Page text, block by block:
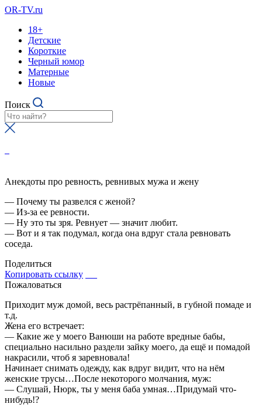
OR-TV.ru
18+
Детские
Короткие
Черный юмор
Матерные
Новые
Поиск
Анекдоты про ревность, ревнивых мужа и жену
— Почему ты развелся с женой?
— Из-за ее ревности.
— Ну это ты зря. Ревнует — значит любит.
— Вот и я так подумал, когда она вдруг стала ревновать
соседа.
Поделиться
Копировать ссылку
Пожаловаться
Приходит муж домой, весь растрёпанный, в губной помаде и
т.д.
Жена его встречает:
— Какие же у моего Ванюши на работе вредные бабы,
специально насильно раздели зайку моего, да ещё и помадой
накрасили, чтоб я заревновала!
Начинает снимать одежду, как вдруг видит, что на нём
женские трусы…После некоторого молчания, муж:
— Слушай, Нюрк, ты у меня баба умная…Придумай что-
нибудь!?